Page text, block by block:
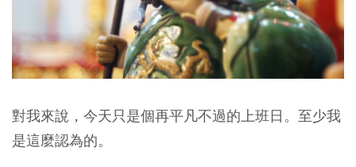
對我來說，今天只是個再平凡不過的上班日。至少我
是這麼認為的。